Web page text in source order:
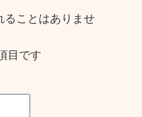
ることはありませ
目です